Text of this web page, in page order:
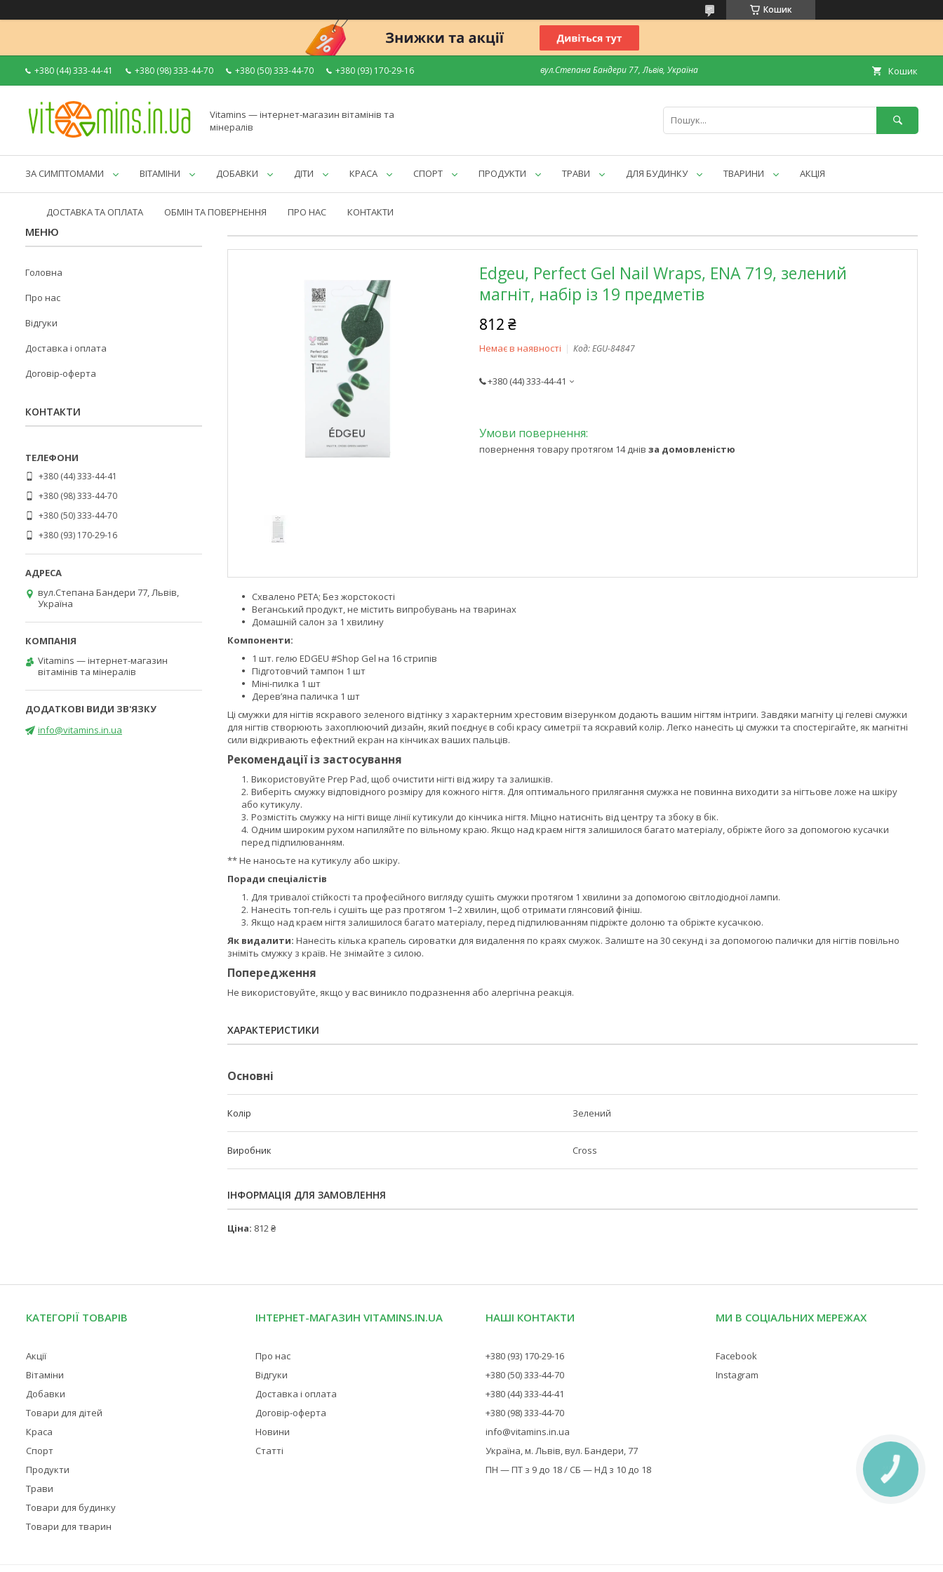
Кошик
+380 (44) 333-44-41 +380 (98) 333-44-70 +380 (50) 333-44-70 +380 (93) 170-29-16 вул.Степана Бандери 77, Львів, Україна Кошик
Vitamins — інтернет-магазин вітамінів та
мінералів
ЗА СИМПТОМАМИ ВІТАМІНИ ДОБАВКИ ДІТИ КРАСА СПОРТ ПРОДУКТИ ТРАВИ ДЛЯ БУДИНКУ ТВАРИНИ АКЦІЯ
ДОСТАВКА ТА ОПЛАТА ОБМІН ТА ПОВЕРНЕННЯ ПРО НАС КОНТАКТИ
Edgeu, Perfect Gel Nail Wraps, ENA 719, зелений
магніт, набір із 19 предметів
812 ₴
Немає в наявності Код:EGU-84847
+380 (44) 333-44-41
повернення товару протягом 14 днів за домовленістю
Схвалено PETA; Без жорстокості
Веганський продукт, не містить випробувань на тваринах
Домашній салон за 1 хвилину
Компоненти:
1 шт. гелю EDGEU #Shop Gel на 16 стрипів
Підготовчий тампон 1 шт
Міні-пилка 1 шт
Дерев’яна паличка 1 шт
Ці смужки для нігтів яскравого зеленого відтінку з характерним хрестовим візерунком додають вашим нігтям інтриги. Завдяки магніту ці гелеві смужки
для нігтів створюють захоплюючий дизайн, який поєднує в собі красу симетрії та яскравий колір. Легко нанесіть ці смужки та спостерігайте, як магнітні
сили відкривають ефектний екран на кінчиках ваших пальців.
Рекомендації із застосування
Використовуйте Prep Pad, щоб очистити нігті від жиру та залишків.
Виберіть смужку відповідного розміру для кожного нігтя. Для оптимального прилягання смужка не повинна виходити за нігтьове ложе на шкіру
або кутикулу.
Розмістіть смужку на нігті вище лінії кутикули до кінчика нігтя. Міцно натисніть від центру та збоку в бік.
Одним широким рухом напиляйте по вільному краю. Якщо над краєм нігтя залишилося багато матеріалу, обріжте його за допомогою кусачки
перед підпилюванням.
** Не наносьте на кутикулу або шкіру.
Поради спеціалістів
Для тривалої стійкості та професійного вигляду сушіть смужки протягом 1 хвилини за допомогою світлодіодної лампи.
Нанесіть топ-гель і сушіть ще раз протягом 1–2 хвилин, щоб отримати глянсовий фініш.
Якщо над краєм нігтя залишилося багато матеріалу, перед підпилюванням підріжте долоню та обріжте кусачкою.
Як видалити: Нанесіть кілька крапель сироватки для видалення по краях смужок. Залиште на 30 секунд і за допомогою палички для нігтів повільно
зніміть смужку з країв. Не знімайте з силою.
Попередження
Не використовуйте, якщо у вас виникло подразнення або алергічна реакція.
ХАРАКТЕРИСТИКИ
Основні
Колір Зелений
Виробник Cross
ІНФОРМАЦІЯ ДЛЯ ЗАМОВЛЕННЯ
Ціна: 812 ₴
Головна
Про нас
Відгуки
Доставка і оплата
Договір-оферта
КОНТАКТИ
+380 (44) 333-44-41
+380 (98) 333-44-70
+380 (50) 333-44-70
+380 (93) 170-29-16
вул.Степана Бандери 77, Львів,
Україна
Vitamins — інтернет-магазин
вітамінів та мінералів
info@vitamins.in.ua
КАТЕГОРІЇ ТОВАРІВ
Акції
Вітаміни
Добавки
Товари для дітей
Краса
Спорт
Продукти
Трави
Товари для будинку
Товари для тварин
ІНТЕРНЕТ-МАГАЗИН VITAMINS.IN.UA
Про нас
Відгуки
Доставка і оплата
Договір-оферта
Новини
Статті
НАШІ КОНТАКТИ
+380 (93) 170-29-16
+380 (50) 333-44-70
+380 (44) 333-44-41
+380 (98) 333-44-70
info@vitamins.in.ua
Україна, м. Львів, вул. Бандери, 77
ПН — ПТ з 9 до 18 / СБ — НД з 10 до 18
МИ В СОЦІАЛЬНИХ МЕРЕЖАХ
Facebook
Instagram
КНОПКА
ЗВ'ЯЗКУ